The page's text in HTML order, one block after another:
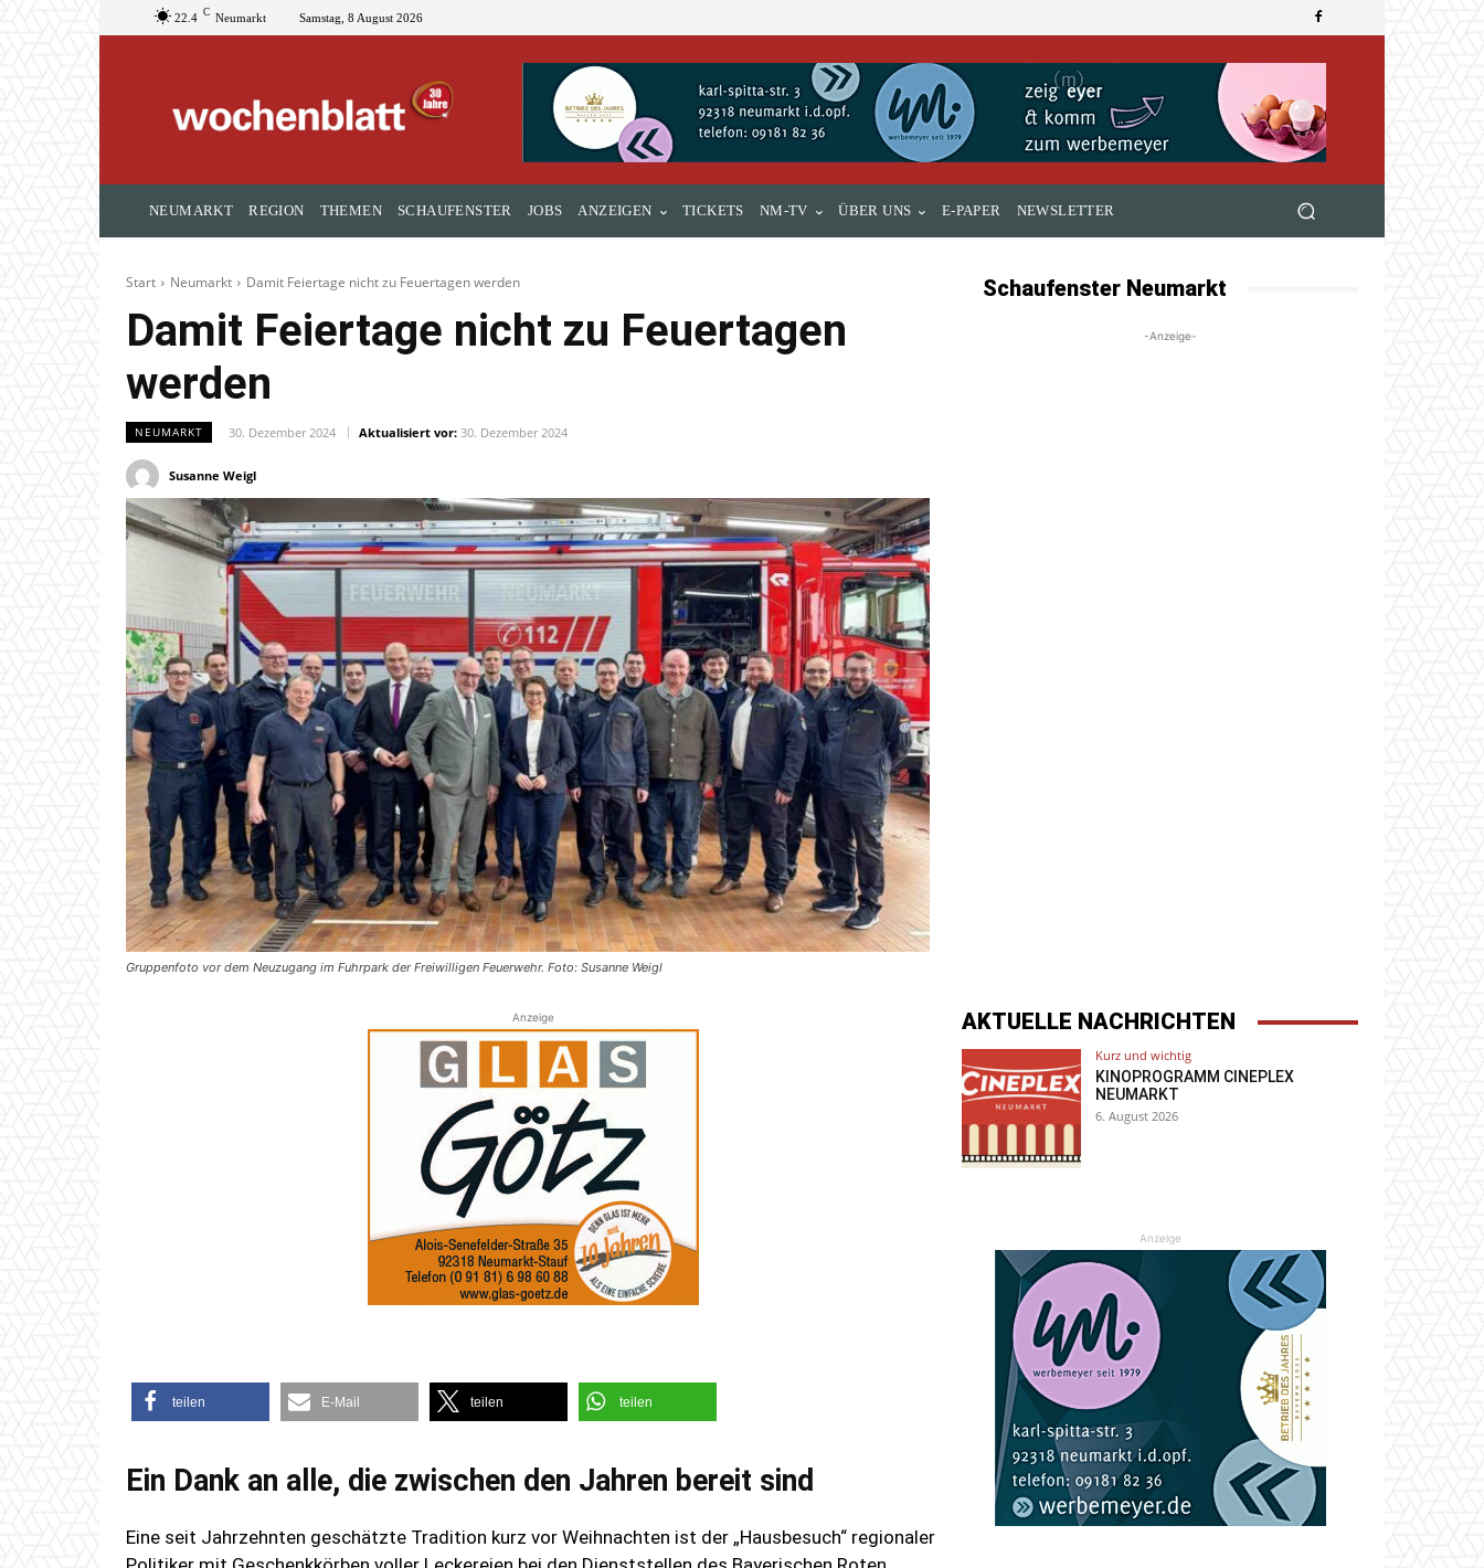
22.4 C Neumarkt Samstag, 8 August 2026
NEUMARKT REGION THEMEN SCHAUFENSTER JOBS ANZEIGEN TICKETS NM-TV ÜBER UNS E-PAPER NEWSLETTER
Start Neumarkt Damit Feiertage nicht zu Feuertagen werden
Damit Feiertage nicht zu Feuertagen
werden
NEUMARKT 30. Dezember 2024 Aktualisiert vor: 30. Dezember 2024
Susanne Weigl
Gruppenfoto vor dem Neuzugang im Fuhrpark der Freiwilligen Feuerwehr. Foto: Susanne Weigl
Schaufenster Neumarkt
-Anzeige-
Anzeige
teilen E-Mail teilen teilen
Ein Dank an alle, die zwischen den Jahren bereit sind
Eine seit Jahrzehnten geschätzte Tradition kurz vor Weihnachten ist der „Hausbesuch“ regionaler
AKTUELLE NACHRICHTEN
Kurz und wichtig
KINOPROGRAMM CINEPLEX
NEUMARKT
6. August 2026
Anzeige